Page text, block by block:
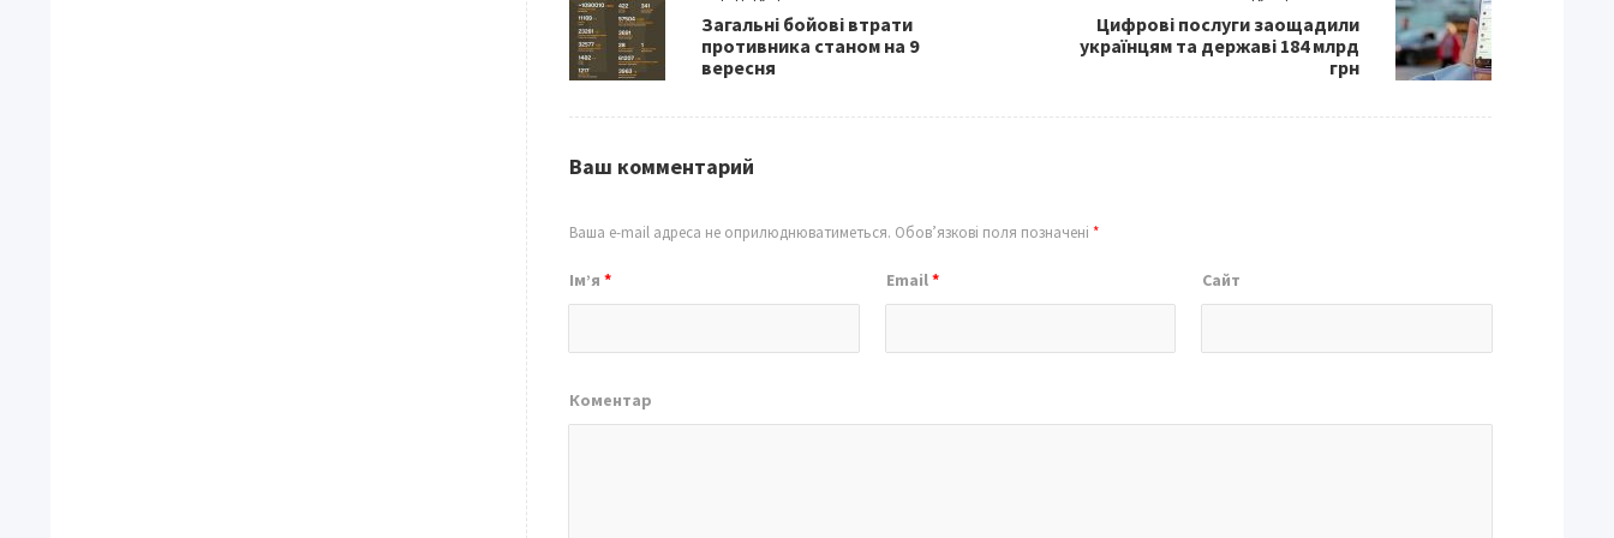
o
k
Загальні бойові втрати
противника станом на 9
вересня
Цифрові послуги заощадили
українцям та державі 184 млрд
грн
Ваш комментарий
Ваша e-mail адреса не оприлюднюватиметься. Обов’язкові поля позначені*
Ім’я* Email* Сайт
Коментар